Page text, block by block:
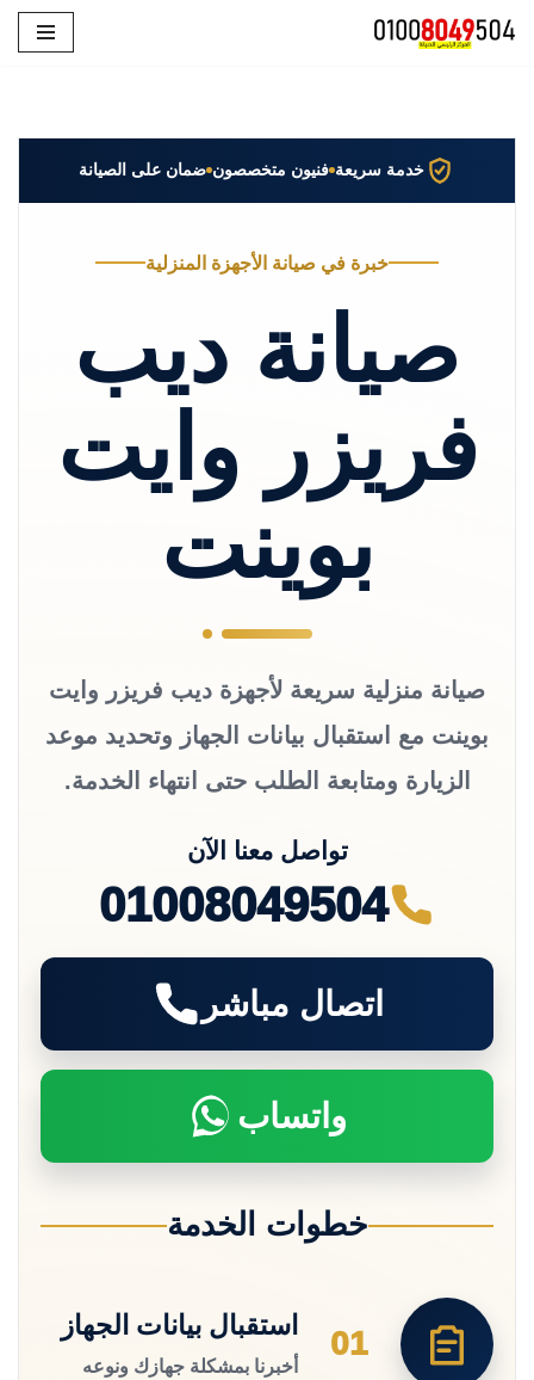
خدمة سريعة فنيون متخصصون ضمان على الصيانة
خبرة في صيانة الأجهزة المنزلية
صيانة ديب
فريزر وايت
بوينت
صيانة منزلية سريعة لأجهزة ديب فريزر وايت
بوينت مع استقبال بيانات الجهاز وتحديد موعد
الزيارة ومتابعة الطلب حتى انتهاء الخدمة.
تواصل معنا الآن
01008049504
اتصال مباشر
واتساب
خطوات الخدمة
01
استقبال بيانات الجهاز
أخبرنا بمشكلة جهازك ونوعه